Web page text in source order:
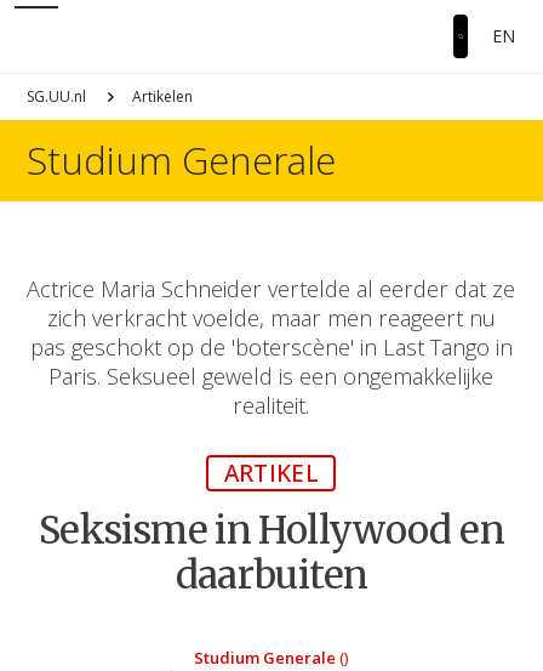
EN
SG.UU.nl Artikelen
Studium Generale
Actrice Maria Schneider vertelde al eerder dat ze
zich verkracht voelde, maar men reageert nu
pas geschokt op de 'boterscène' in Last Tango in
Paris. Seksueel geweld is een ongemakkelijke
realiteit.
ARTIKEL
Seksisme in Hollywood en
daarbuiten
Studium Generale ()